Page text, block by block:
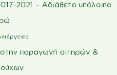
2021 – Αδιάθετο υπόλοιπο
παραγωγή σιτηρών &